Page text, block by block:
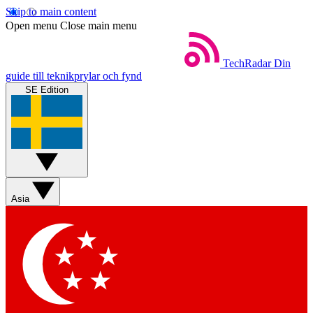
Skip to main content
Open menu Close main menu
TechRadar Din
guide till teknikprylar och fynd
SE Edition
Asia